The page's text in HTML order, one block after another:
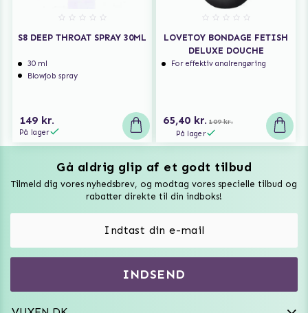
S8 DEEP THROAT SPRAY 30ML
30 ml
Blowjob spray
149 kr.
På lager
LOVETOY BONDAGE FETISH
DELUXE DOUCHE
For effektiv analrengøring
65,40 kr. 109 kr.
På lager
Gå aldrig glip af et godt tilbud
Tilmeld dig vores nyhedsbrev, og modtag vores specielle tilbud og
rabatter direkte til din indboks!
INDSEND
VAT: SE556744520901
Vuxen Magazine
Vibratorer